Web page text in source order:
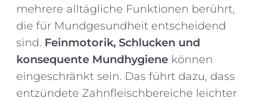
mehrere alltägliche Funktionen berührt,
die für Mundgesundheit entscheidend
sind. Feinmotorik, Schlucken und
konsequente Mundhygiene können
eingeschränkt sein. Das führt dazu, dass
entzündete Zahnfleischbereiche leichter